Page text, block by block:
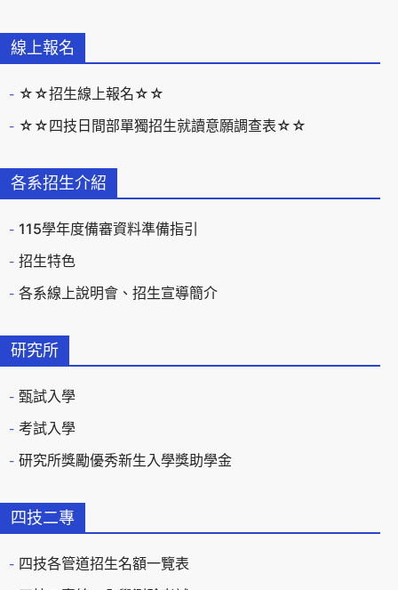
線上報名
☆☆招生線上報名☆☆
☆☆四技日間部單獨招生就讀意願調查表☆☆
各系招生介紹
115學年度備審資料準備指引
招生特色
各系線上說明會、招生宣導簡介
研究所
甄試入學
考試入學
研究所獎勵優秀新生入學獎助學金
四技二專
四技各管道招生名額一覽表